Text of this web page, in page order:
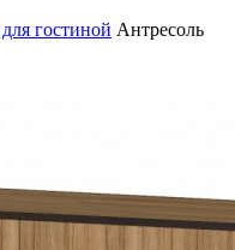
гостиной Антресоль